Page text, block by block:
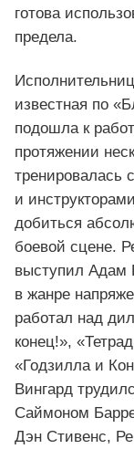
готова
предела.
известная по
подошла к
протяжении
тренировалась
и
добиться
боевой сцене.
выступил Адам
в жанре
работал над
конец!»,
«Годзилла и
Вингард
Саймоном
Дэн Стивенс,